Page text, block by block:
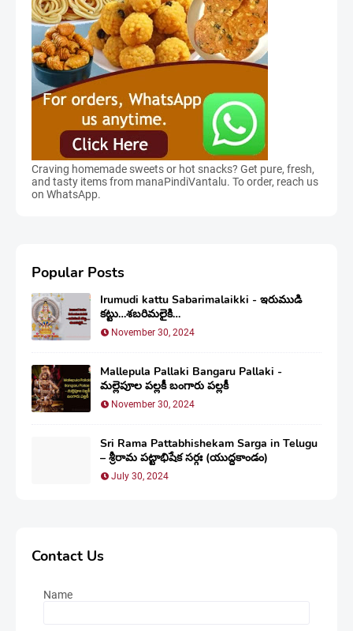
Craving homemade sweets or hot snacks? Get pure, fresh,
and tasty items from manaPindiVantalu. To order, reach us
on WhatsApp.
Popular Posts
Irumudi kattu Sabarimalaikki - ఇరుముడి
కట్టు…శబరిమలైకి…
November 30, 2024
Mallepula Pallaki Bangaru Pallaki -
మల్లెపూల పల్లకీ బంగారు పల్లకీ
November 30, 2024
Sri Rama Pattabhishekam Sarga in Telugu
– శ్రీరామ పట్టాభిషేక సర్గః (యుద్ధకాండం)
July 30, 2024
Contact Us
Name